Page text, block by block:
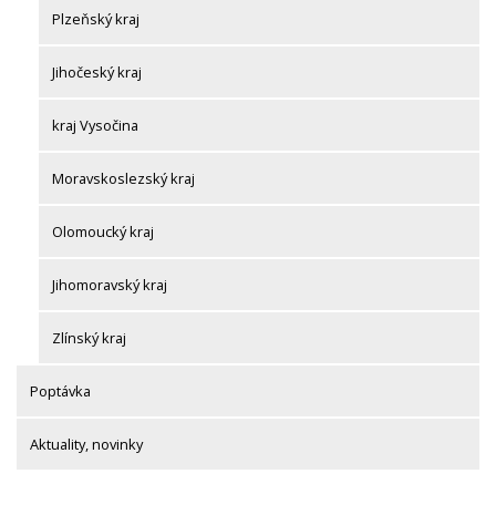
Plzeňský kraj
Jihočeský kraj
kraj Vysočina
Moravskoslezský kraj
Olomoucký kraj
Jihomoravský kraj
Zlínský kraj
Poptávka
Aktuality, novinky